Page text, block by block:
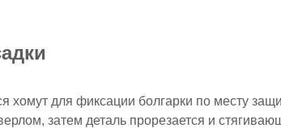
хомут для фиксации болгарки по месту
затем деталь прорезается и